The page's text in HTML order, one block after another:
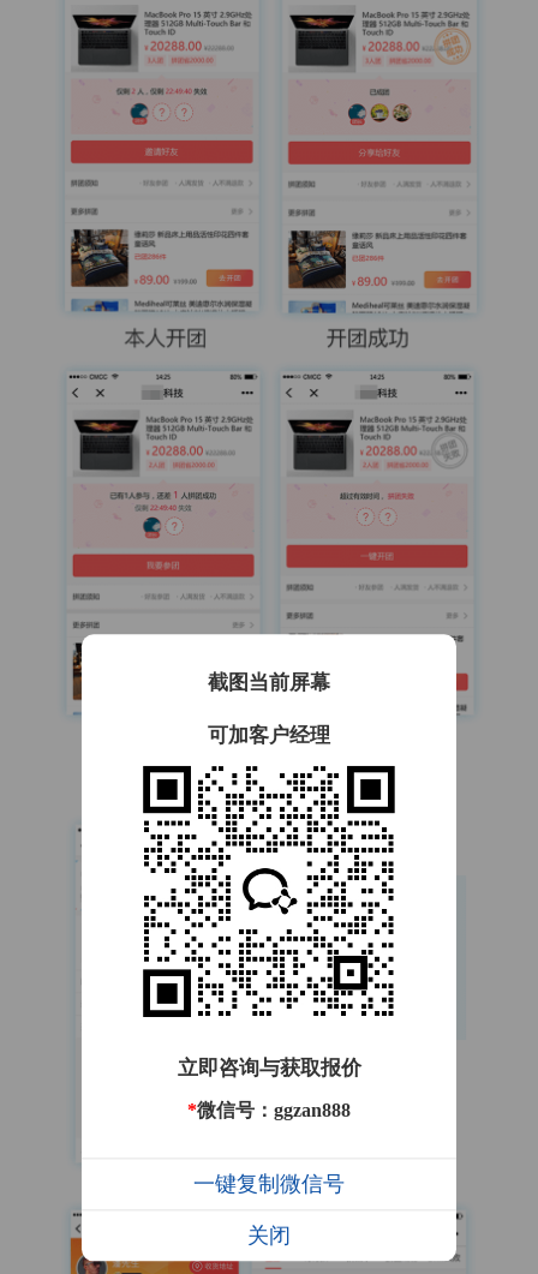
截图当前屏幕
可加客户经理
立即咨询与获取报价
*微信号：ggzan888
一键复制微信号
关闭